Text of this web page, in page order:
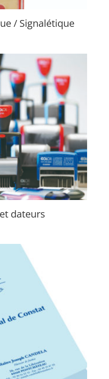
/ Signalétique
dateurs